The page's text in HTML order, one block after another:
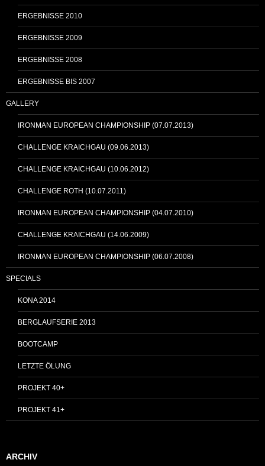
ERGEBNISSE 2010
ERGEBNISSE 2009
ERGEBNISSE 2008
ERGEBNISSE BIS 2007
GALLERY
IRONMAN EUROPEAN CHAMPIONSHIP (07.07.2013)
CHALLENGE KRAICHGAU (09.06.2013)
CHALLENGE KRAICHGAU (10.06.2012)
CHALLENGE ROTH (10.07.2011)
IRONMAN EUROPEAN CHAMPIONSHIP (04.07.2010)
CHALLENGE KRAICHGAU (14.06.2009)
IRONMAN EUROPEAN CHAMPIONSHIP (06.07.2008)
SPECIALS
KONA 2014
BERGLAUFSERIE 2013
BOOTCAMP
LETZTE ÖLUNG
PROJEKT 40+
PROJEKT 41+
ARCHIV